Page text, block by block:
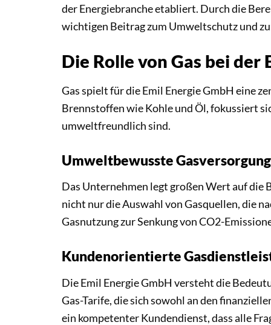
der Energiebranche etabliert. Durch die
wichtigen Beitrag zum Umweltschutz und
Die Rolle von Gas bei der
Gas spielt für die Emil Energie GmbH eine
Brennstoffen wie Kohle und Öl, fokussiert
umweltfreundlich sind.
Umweltbewusste Gasversorgung
Das Unternehmen legt großen Wert auf die
nicht nur die Auswahl von Gasquellen, die
Gasnutzung zur Senkung von CO2-
Kundenorientierte
Die Emil Energie GmbH versteht die
Gas-Tarife, die sich sowohl an den
ein kompetenter Kundendienst, dass alle